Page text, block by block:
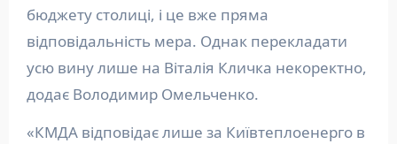
бюджету столиці, і це вже пряма
відповідальність мера. Однак перекладати
усю вину лише на Віталія Кличка некоректно,
додає Володимир Омельченко.
«КМДА відповідає лише за Київтеплоенерго в